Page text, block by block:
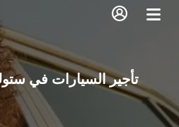
تأجير السيارات في